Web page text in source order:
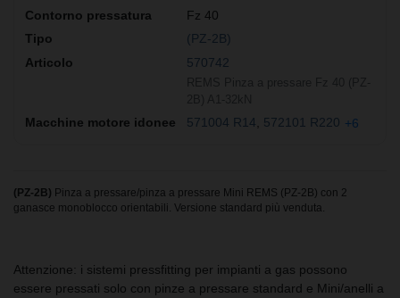
Fz 40
(PZ-2B)
570742
571004 R14 572101 R220 +6
(PZ-2B) Pinza a pressare/pinza a pressare Mini REMS (PZ-2B) con 2
ganasce monoblocco orientabili. Versione standard più venduta.
Attenzione: i sistemi pressfitting per impianti a gas possono
essere pressati solo con pinze a pressare standard e Mini/anelli a